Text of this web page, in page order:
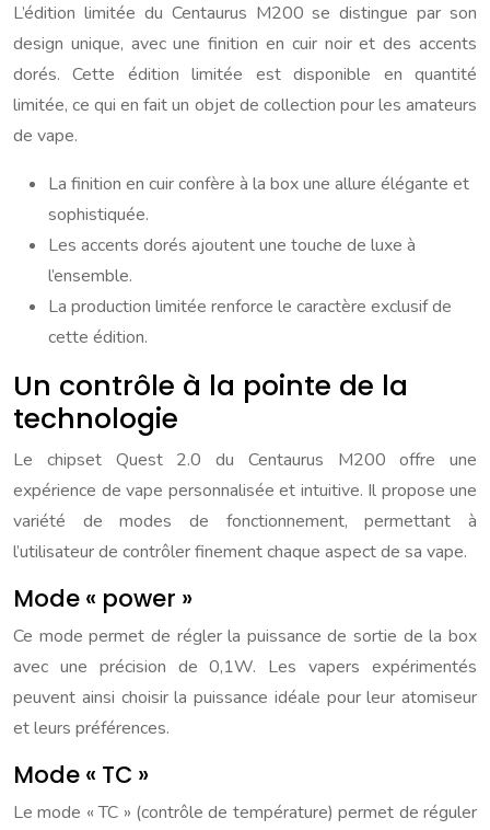
L’édition limitée du Centaurus M200 se distingue par son
design unique, avec une finition en cuir noir et des accents
dorés. Cette édition limitée est disponible en quantité
limitée, ce qui en fait un objet de collection pour les amateurs
de vape.
La finition en cuir confère à la box une allure élégante et
sophistiquée.
Les accents dorés ajoutent une touche de luxe à
l’ensemble.
La production limitée renforce le caractère exclusif de
cette édition.
Un contrôle à la pointe de la
technologie
Le chipset Quest 2.0 du Centaurus M200 offre une
expérience de vape personnalisée et intuitive. Il propose une
variété de modes de fonctionnement, permettant à
l’utilisateur de contrôler finement chaque aspect de sa vape.
Mode « power »
Ce mode permet de régler la puissance de sortie de la box
avec une précision de 0,1W. Les vapers expérimentés
peuvent ainsi choisir la puissance idéale pour leur atomiseur
et leurs préférences.
Mode « TC »
Le mode « TC » (contrôle de température) permet de réguler